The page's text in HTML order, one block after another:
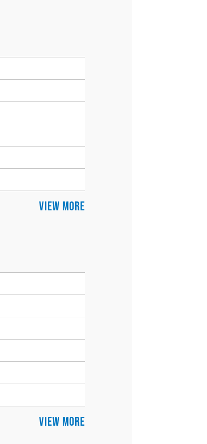
VIEW MORE
VIEW MORE